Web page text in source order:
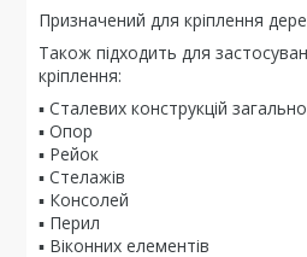
Призначений для кріплення
Також підходить для
кріплення:
▪ Сталевих конструкцій
▪ Опор
▪ Рейок
▪ Стелажів
▪ Консолей
▪ Перил
▪ Віконних елементів